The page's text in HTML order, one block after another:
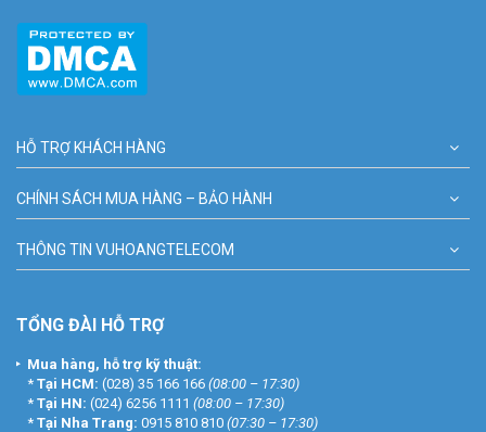
HỖ TRỢ KHÁCH HÀNG
CHÍNH SÁCH MUA HÀNG – BẢO HÀNH
THÔNG TIN VUHOANGTELECOM
TỔNG ĐÀI HỖ TRỢ
Mua hàng, hỗ trợ kỹ thuật:
* Tại HCM: (028) 35 166 166 (08:00 – 17:30)
* Tại HN: (024) 6256 1111 (08:00 – 17:30)
* Tại Nha Trang: 0915 810 810 (07:30 – 17:30)